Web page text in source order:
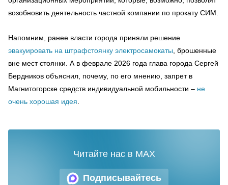
возобновить деятельность частной компании по прокату СИМ.
Напомним, ранее власти города приняли решение
эвакуировать на штрафстоянку электросамокаты , брошенные
вне мест стоянки. А в феврале 2026 года глава города Сергей
Бердников объяснил, почему, по его мнению, запрет в
Магнитогорске средств индивидуальной мобильности – не
очень хорошая идея
Подписывайтесь
Читайте нас в MAX